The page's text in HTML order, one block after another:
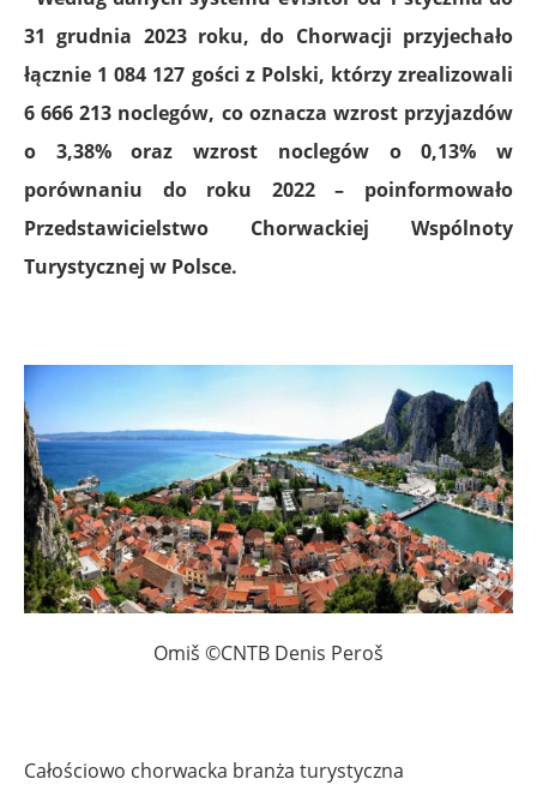
31 grudnia 2023 roku, do Chorwacji przyjechało
łącznie 1 084 127 gości z Polski, którzy zrealizowali
6 666 213 noclegów, co oznacza wzrost przyjazdów
o 3,38% oraz wzrost noclegów o 0,13% w
porównaniu do roku 2022 – poinformowało
Przedstawicielstwo Chorwackiej Wspólnoty
Turystycznej w Polsce.
Omiš ©CNTB Denis Peroš
Całościowo chorwacka branża turystyczna